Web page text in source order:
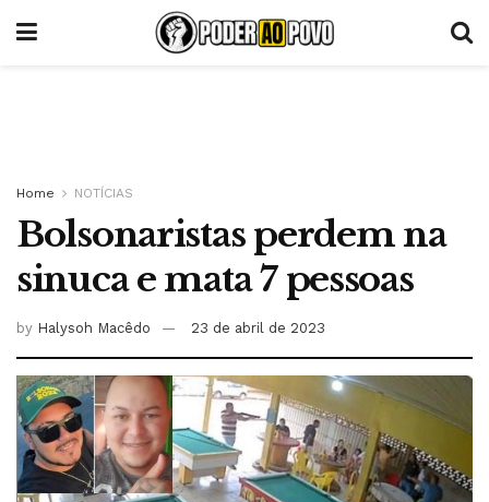
Home NOTÍCIAS
Bolsonaristas perdem na
sinuca e mata 7 pessoas
by Halysoh Macêdo 23 de abril de 2023